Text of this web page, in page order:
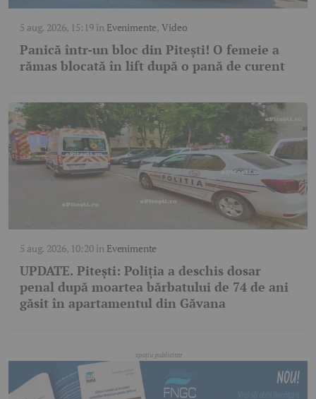
5 aug. 2026, 15:19în Evenimente,Video
Panică într-un bloc din Pitești! O femeie a
rămas blocată în lift după o pană de curent
5 aug. 2026, 10:20în Evenimente
UPDATE. Pitești: Poliția a deschis dosar
penal după moartea bărbatului de 74 de ani
găsit în apartamentul din Găvana